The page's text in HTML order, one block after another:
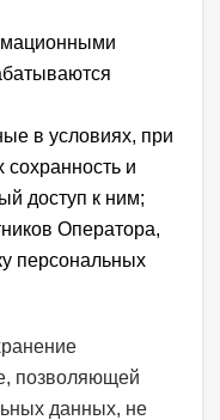
в условиях, при
сохранность и
доступ к ним;
Оператора,
персональных
позволяющей
данных, не